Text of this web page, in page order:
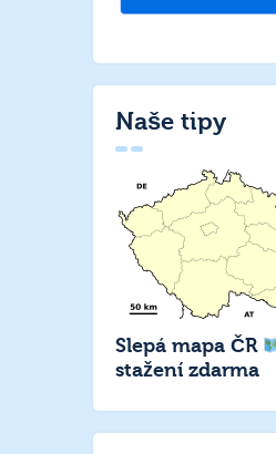
Naše tipy
Slepá mapa ČR
stažení zdarma